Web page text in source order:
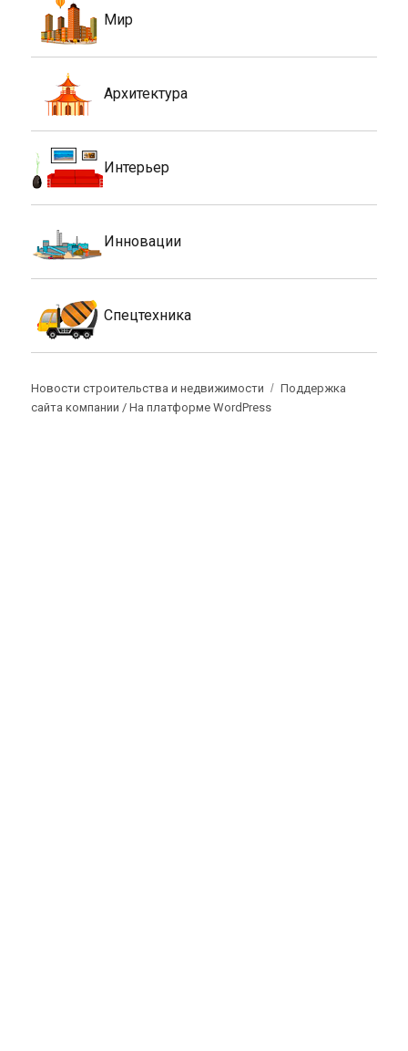
Мир
Архитектура
Интерьер
Инновации
Спецтехника
Новости строительства и недвижимости
Поддержка
сайта компании /На платформе WordPress